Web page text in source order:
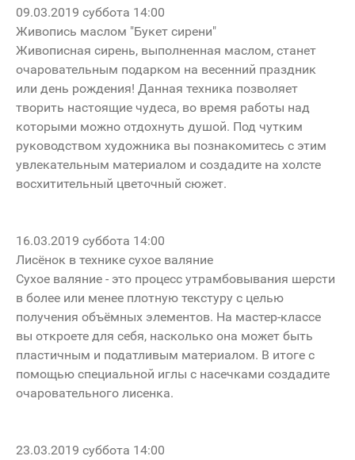
09.03.2019 суббота 14:00
Живопись маслом "Букет сирени"
Живописная сирень, выполненная маслом, станет
очаровательным подарком на весенний праздник
или день рождения! Данная техника позволяет
творить настоящие чудеса, во время работы над
которыми можно отдохнуть душой. Под чутким
руководством художника вы познакомитесь с этим
увлекательным материалом и создадите на холсте
восхитительный цветочный сюжет.
16.03.2019 суббота 14:00
Лисёнок в технике сухое валяние
Сухое валяние - это процесс утрамбовывания шерсти
в более или менее плотную текстуру с целью
получения объёмных элементов. На мастер-классе
вы откроете для себя, насколько она может быть
пластичным и податливым материалом. В итоге с
помощью специальной иглы с насечками создадите
очаровательного лисенка.
23.03.2019 суббота 14:00